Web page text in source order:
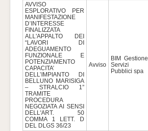
AVVISO
ESPLORATIVO PER
MANIFESTAZIONE
D’INTERESSE
FINALIZZATA
ALL'APPALTO DEI
“LAVORI DI
ADEGUAMENTO
FUNZIONALE E
POTENZIAMENTO
CAPACITA’
DELL’IMPIANTO DI
BELLUNO MARISIGA
– STRALCIO 1”
TRAMITE
PROCEDURA
NEGOZIATA AI SENSI
DELL'ART. 50
COMMA 1 LETT. D
DEL DLGS 36/23
Avviso
BIM Gestione
Servizi
Pubblici spa